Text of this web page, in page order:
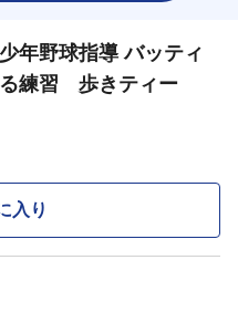
年野球指導 バッティ
練習 歩きティー
入り